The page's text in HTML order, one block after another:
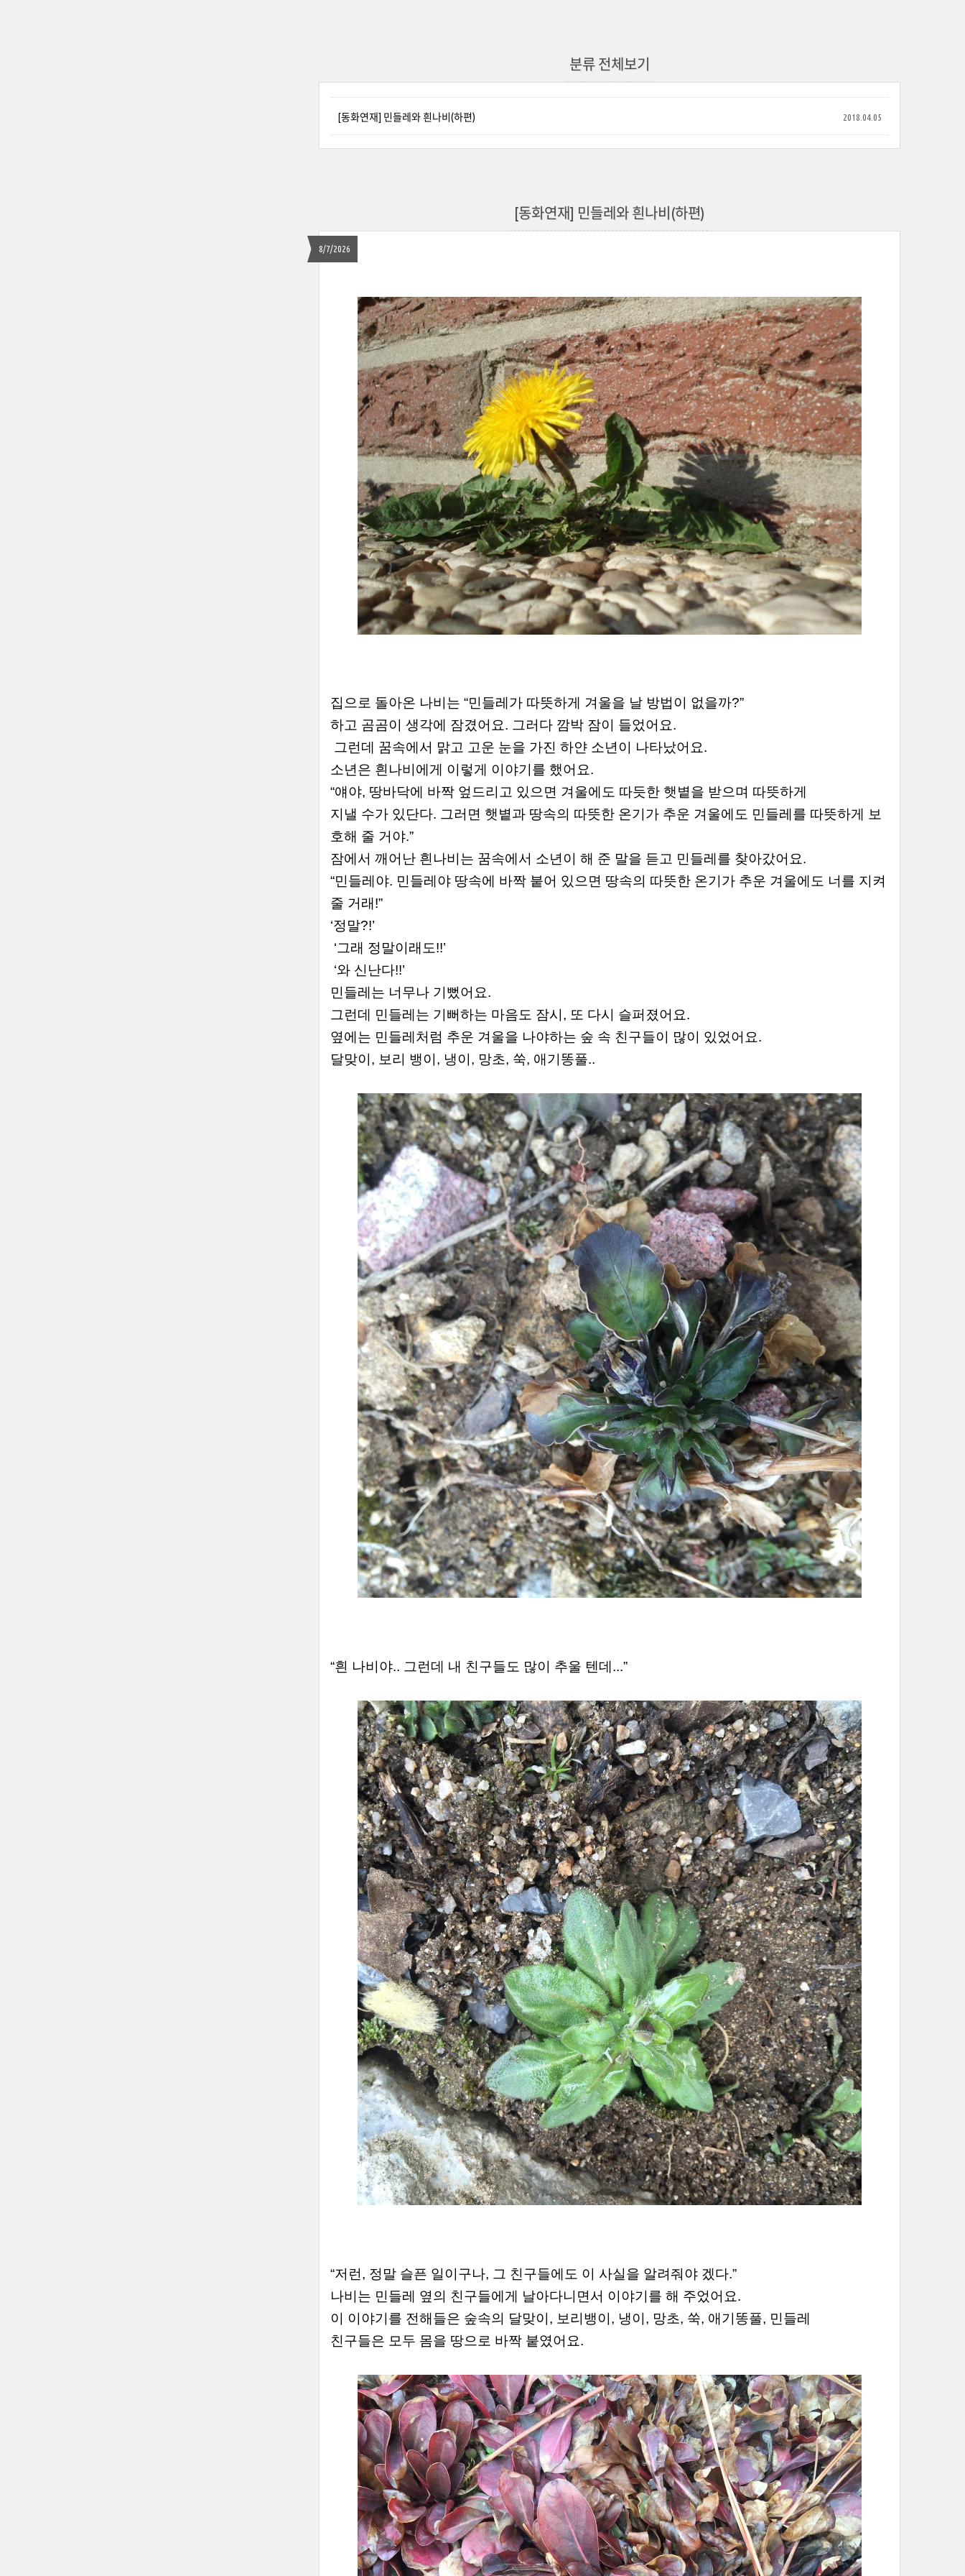
분류 전체보기
[동화연재] 민들레와 흰나비(하편) 2018.04.05
[동화연재] 민들레와 흰나비(하편)
8/7/2026
집으로 돌아온 나비는 “민들레가 따뜻하게 겨울을 날 방법이 없을까?”
하고 곰곰이 생각에 잠겼어요. 그러다 깜박 잠이 들었어요.
그런데 꿈속에서 맑고 고운 눈을 가진 하얀 소년이 나타났어요.
소년은 흰나비에게 이렇게 이야기를 했어요.
“얘야, 땅바닥에 바짝 엎드리고 있으면 겨울에도 따듯한 햇볕을 받으며 따뜻하게
지낼 수가 있단다. 그러면 햇볕과 땅속의 따뜻한 온기가 추운 겨울에도 민들레를 따뜻하게 보
호해 줄 거야.”
잠에서 깨어난 흰나비는 꿈속에서 소년이 해 준 말을 듣고 민들레를 찾아갔어요.
“민들레야. 민들레야 땅속에 바짝 붙어 있으면 땅속의 따뜻한 온기가 추운 겨울에도 너를 지켜
줄 거래!”
‘정말?!’
‘그래 정말이래도!!’
‘와 신난다!!’
민들레는 너무나 기뻤어요.
그런데 민들레는 기뻐하는 마음도 잠시, 또 다시 슬퍼졌어요.
옆에는 민들레처럼 추운 겨울을 나야하는 숲 속 친구들이 많이 있었어요.
달맞이, 보리 뱅이, 냉이, 망초, 쑥, 애기똥풀..
“흰 나비야.. 그런데 내 친구들도 많이 추울 텐데...”
“저런, 정말 슬픈 일이구나, 그 친구들에도 이 사실을 알려줘야 겠다.”
나비는 민들레 옆의 친구들에게 날아다니면서 이야기를 해 주었어요.
이 이야기를 전해들은 숲속의 달맞이, 보리뱅이, 냉이, 망초, 쑥, 애기똥풀, 민들레
친구들은 모두 몸을 땅으로 바짝 붙였어요.